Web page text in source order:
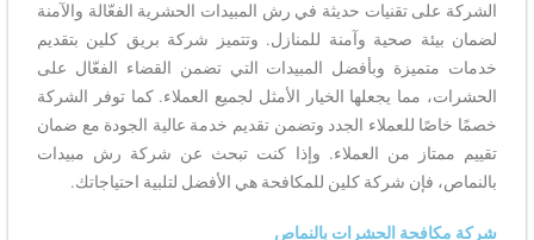
الشركة على تقنيات حديثة في رش المبيدات الحشرية الفعّالة والآمنة
لضمان بيئة صحية وآمنة للمنازل. وتتميز شركة بريق كلين بتقديم
خدمات متميزة وبأفضل المبيدات التي تضمن القضاء الفعّال على
الحشرات، مما يجعلها الخيار الأمثل لجميع العملاء. كما توفر الشركة
خصمًا خاصًا للعملاء الجدد وتضمن تقديم خدمة عالية الجودة مع ضمان
تقييم ممتاز من العملاء. وإذا كنت تبحث عن شركة رش مبيدات
بالنماص، فإن شركة كلين للمكافحة هي الأفضل لتلبية احتياجاتك.
شركة مكافحة الحشرات بالنماص